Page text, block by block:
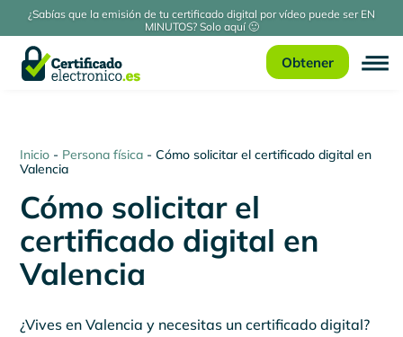
¿Sabías que la emisión de tu certificado digital por vídeo puede ser EN
MINUTOS? Solo aquí 🙂
Obtener
Inicio - Persona física -Cómo solicitar el certificado digital en
Valencia
Cómo solicitar el
certificado digital en
Valencia
¿Vives en Valencia y necesitas un certificado digital?